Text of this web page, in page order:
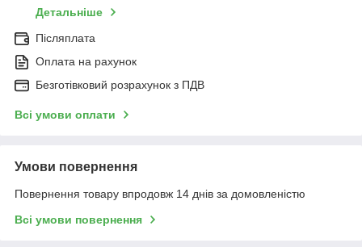
Детальніше
Післяплата
Оплата на рахунок
Безготівковий розрахунок з ПДВ
Всі умови оплати
Умови повернення
Повернення товару впродовж 14 днів за домовленістю
Всі умови повернення